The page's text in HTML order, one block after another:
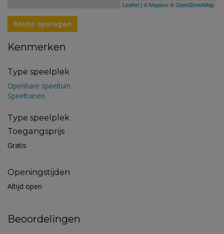
Leaflet | © Mapbox ©OpenStreetMap
Route opvragen
Kenmerken
Type speelplek
Openbare speeltuin
Speeltuinen
Type speelplek
Toegangsprijs
Gratis
Openingstijden
Altijd open
Beoordelingen